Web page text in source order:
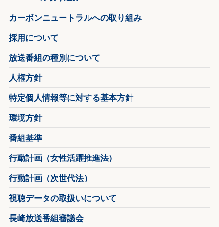
カーボンニュートラルへの取り組み
採用について
放送番組の種別について
人権方針
特定個人情報等に対する基本方針
環境方針
番組基準
行動計画（女性活躍推進法）
行動計画（次世代法）
視聴データの取扱いについて
長崎放送番組審議会